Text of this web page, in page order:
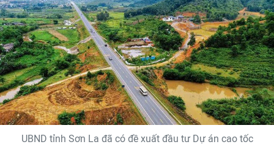
UBND tỉnh Sơn La đã có đề xuất đầu tư Dự án cao tốc